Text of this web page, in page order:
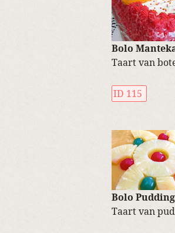
Bolo
Taart van
ID 115
Bolo Pudding
Taart van